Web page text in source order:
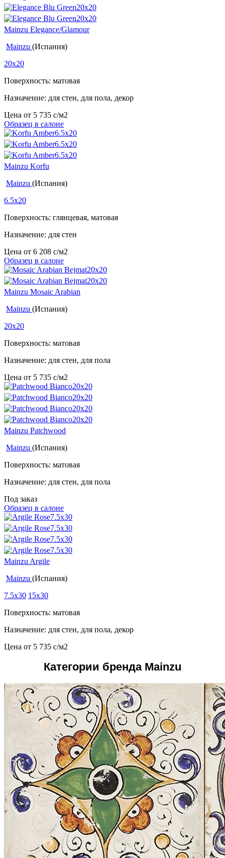
Mainzu Elegance/Glamour
Mainzu (Испания)
20x20
Поверхность: матовая
Назначение: для стен, для пола, декор
Цена от 5 735 c/м2
Образец в салоне
Mainzu Korfu
Mainzu (Испания)
6.5x20
Поверхность: глянцевая, матовая
Назначение: для стен
Цена от 6 208 c/м2
Образец в салоне
Mainzu Mosaic Arabian
Mainzu (Испания)
20x20
Поверхность: матовая
Назначение: для стен, для пола
Цена от 5 735 c/м2
Mainzu Patchwood
Mainzu (Испания)
Поверхность: матовая
Назначение: для стен, для пола
Под заказ
Образец в салоне
Mainzu Argile
Mainzu (Испания)
7.5x30 15x30
Поверхность: матовая
Назначение: для стен, для пола, декор
Цена от 5 735 c/м2
Категории бренда Mainzu